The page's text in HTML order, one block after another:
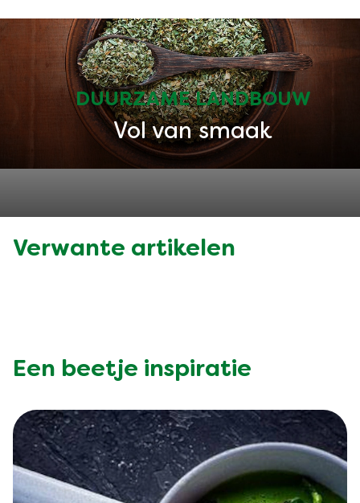
DUURZAME LANDBOUW
Vol van smaak
Verwante artikelen
Een beetje inspiratie